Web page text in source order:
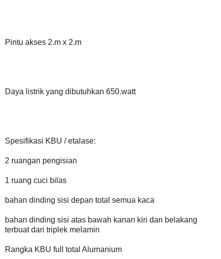
Pintu akses 2.m x 2.m
Daya listrik yang dibutuhkan 650.watt
Spesifikasi KBU / etalase:
2 ruangan pengisian
1 ruang cuci bilas
bahan dinding sisi depan total semua kaca
bahan dinding sisi atas bawah kanan kiri dan belakang
terbuat dari triplek melamin
Rangka KBU full total Alumanium